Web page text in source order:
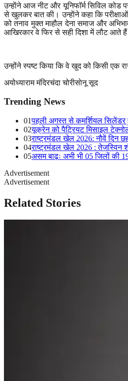
उन्हाेंने आज नीट और यूनिफॉर्म सिविल कोड
से खुलकर बात की। उन्हाेंने कहा कि परीक्षाओं
को तनाव मुक्त माहौल देना समाज और
आखिरकार वे फिर से सही दिशा में लौट आते
उन्होंने स्पष्ट किया कि वे खुद को किसी एक
अयोध्याराम मंदिरचंदा चोरीसाेनू सूद
Trending News
01पहली अगस्त से कमर्शियल सिलेंडर
02यूक्रेन को पैट्रियट मिसाइल
03राष्ट्रमंडल खेल 2026: नौवें दिन
04राष्ट्रमंडल खेल 2026 : तेजस्विन
05असम बाढ़ः अभी भी 05 जिलों की
Advertisement
Advertisement
Related Stories